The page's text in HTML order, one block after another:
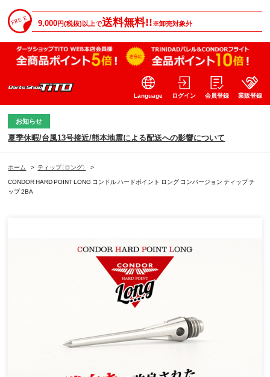
9,000円(税抜)以上で送料無料!!※卸売対象外
Language ログイン 会員登録 業販登録
お知らせ
夏季休暇/台風13号接近/熊本地震による配送への影響について
ホーム > ティップ（ロング）
>
CONDOR HARD POINT LONG コンドル ハードポイント ロング コンバージョン ティップ チ
ップ 2BA